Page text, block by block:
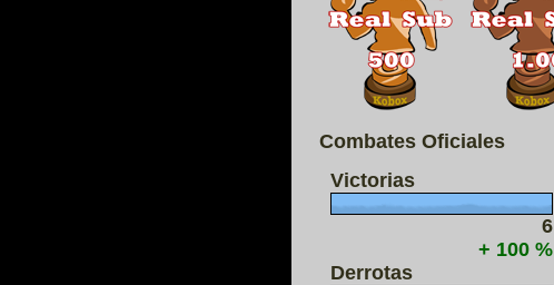
Combates Oficiales
Victorias
6
+ 100 %
Derrotas